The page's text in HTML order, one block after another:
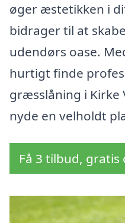
øger æstetikken i
bidrager til at
udendørs oase.
hurtigt finde
græsslåning i Kirke
nyde en velholdt
Få 3 tilbud,